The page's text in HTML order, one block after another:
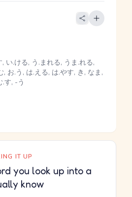
い.ける, う.まれる, うま.れる,
, お.う, は.える, は.やす, き, なま,
.す, -う
IT UP
you look up into a
know